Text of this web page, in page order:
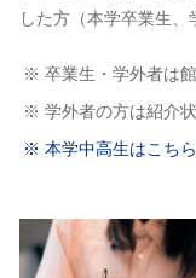
した方（本学卒業生、
※ 卒業生・学外者は
※ 学外者の方は紹介状
※ 本学中高生はこちら